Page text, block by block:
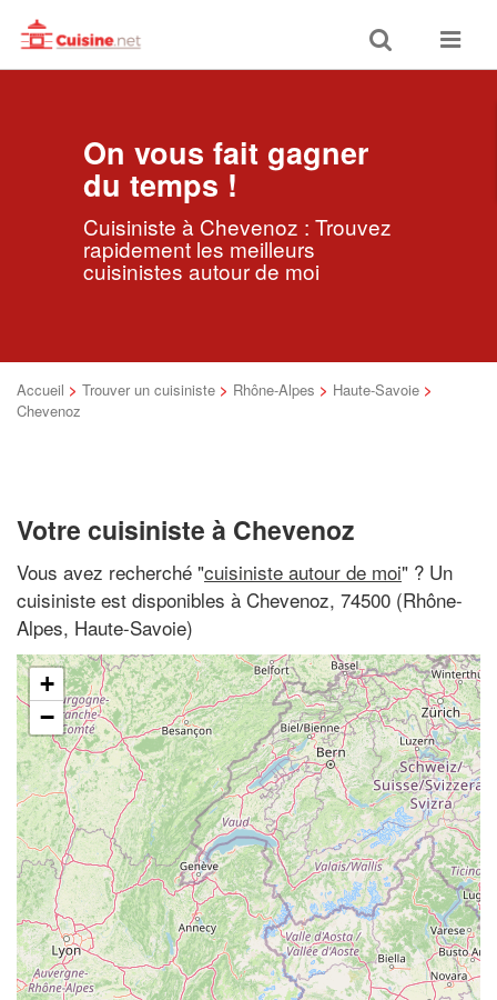
Toggle
search
Toggle
On vous fait gagner
du temps !
Cuisiniste à Chevenoz : Trouvez
rapidement les meilleurs
cuisinistes autour de moi
Accueil > Trouver un cuisiniste > Rhône-Alpes > Haute-Savoie >
Chevenoz
Votre cuisiniste à Chevenoz
Vous avez recherché "cuisiniste autour de moi" ? Un
cuisiniste est disponibles à Chevenoz, 74500 (Rhône-
Alpes, Haute-Savoie)
+
−